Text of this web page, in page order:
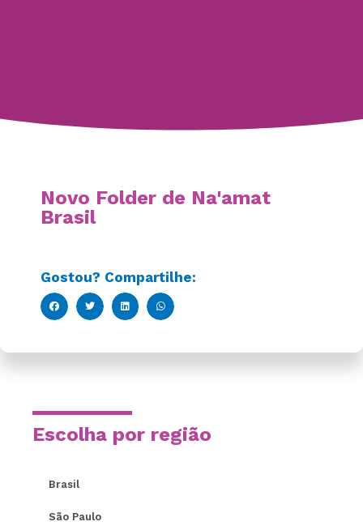
Novo Folder de Na'amat
Brasil
Gostou? Compartilhe:
Escolha por região
Brasil
São Paulo